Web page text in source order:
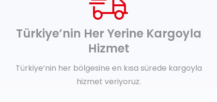
Türkiye’nin Her Yerine Kargoyla
Hizmet
Türkiye’nin her bölgesine en kısa sürede kargoyla
hizmet veriyoruz.